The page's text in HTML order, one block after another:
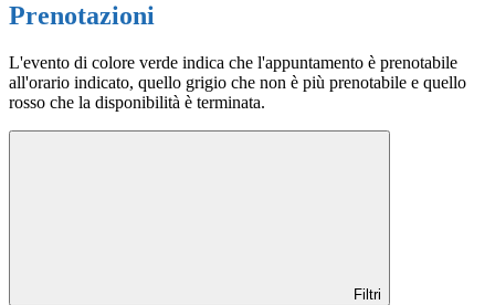
Prenotazioni
L'evento di colore verde indica che l'appuntamento è prenotabile
all'orario indicato, quello grigio che non è più prenotabile e quello
rosso che la disponibilità è terminata.
Filtri